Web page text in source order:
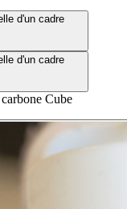
Cube